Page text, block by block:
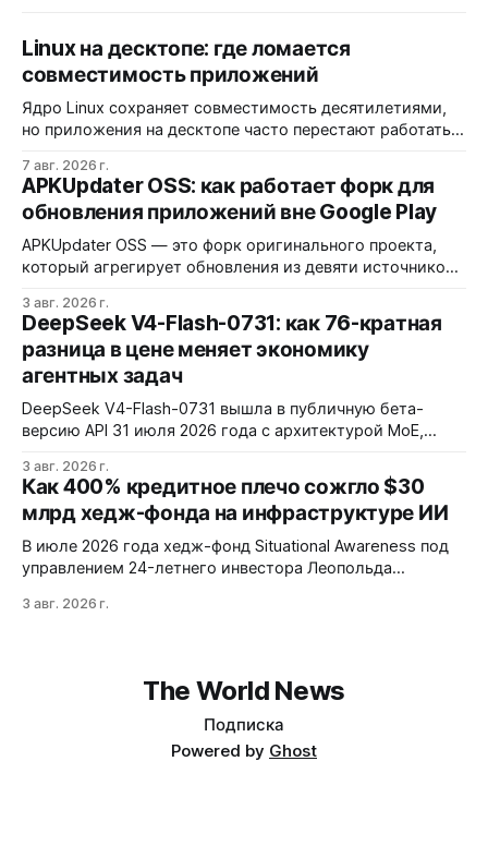
Linux на десктопе: где ломается
совместимость приложений
Ядро Linux сохраняет совместимость десятилетиями,
но приложения на десктопе часто перестают работать
Разработчики обвиняют GNOME и дистрибутивы в
создании искусственных барьеров, а пользователи
платят за это нестабильностью.
7 авг. 2026 г.
APKUpdater OSS: как работает форк для
обновления приложений вне Google Play
APKUpdater OSS — это форк оригинального проекта,
который агрегирует обновления из девяти источников,
установку через Session Installer, Root или Shizuku, но
требует ручной проверки безопасности APK и зависит
от качества метаданных в источниках.
3 авг. 2026 г.
DeepSeek V4-Flash-0731: как 76-кратная
разница в цене меняет экономику
агентных задач
DeepSeek V4-Flash-0731 вышла в публичную бета-
версию API 31 июля 2026 года с архитектурой MoE,
1M токенов. При типичной агентной нагрузке модель
обходится в $0,0096 за запуск против $0,7324 у Claude
Opus 4.8, но уступает в задачах с vision и comp…
3 авг. 2026 г.
Как 400% кредитное плечо сожгло $30
млрд хедж-фонда на инфраструктуре ИИ
В июле 2026 года хедж-фонд Situational Awareness под
управлением 24-летнего инвестора Леопольда
потеряв $30 млрд за месяц. Причина — маржин-коллы
3 авг. 2026 г.
The World News
Подписка
Powered by Ghost